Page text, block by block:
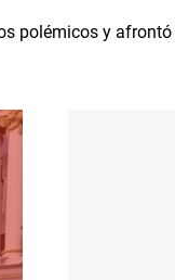
polémicos y